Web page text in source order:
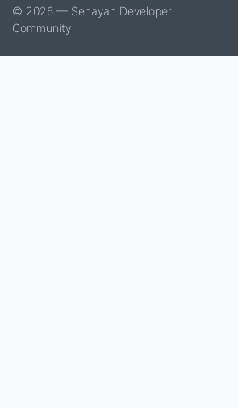
© 2026 — Senayan Developer
Community